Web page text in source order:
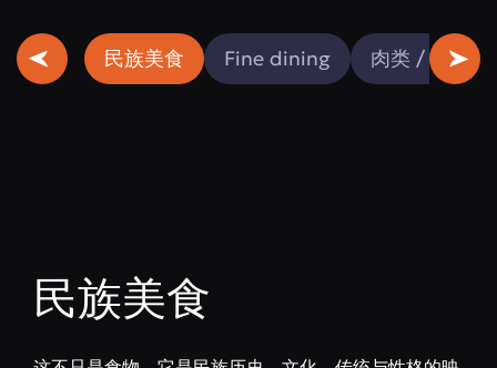
民族美食 Fine dining 肉类 / 鱼类
民族美食